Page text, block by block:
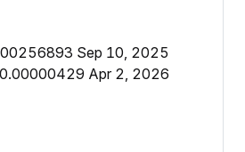
Sep 10, 2025
Apr 2, 2026